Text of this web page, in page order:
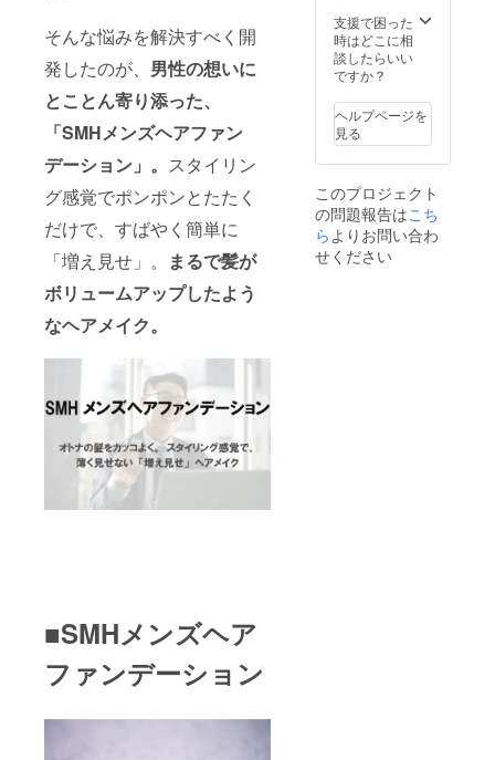
そんな悩みを解決すべく開
発したのが、 男性の想いに
とことん寄り添った、
「SMHメンズヘアファン
デーション」。 スタイリン
グ感覚でポンポンとたたく
だけで、すばやく簡単に
「増え見せ」。
まるで髪が
ボリュームアップしたよう
なヘアメイク。
■SMHメンズヘア
ファンデーション
支援で困った
時はどこに相
談したらいい
ですか？
ヘルプページを
見る
このプロジェクト
の問題報告はこち
ら よりお問い合わ
せください